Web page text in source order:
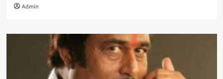
Admin